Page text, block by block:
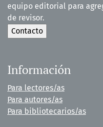
equipo editorial para
de revisor.
Información
Para lectores/as
Para autores/as
Para bibliotecarios/as